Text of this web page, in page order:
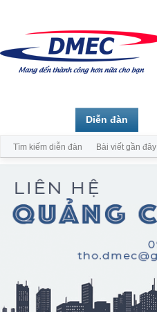
Diễn đàn
Tìm kiếm diễn đàn Bài viết gần đây